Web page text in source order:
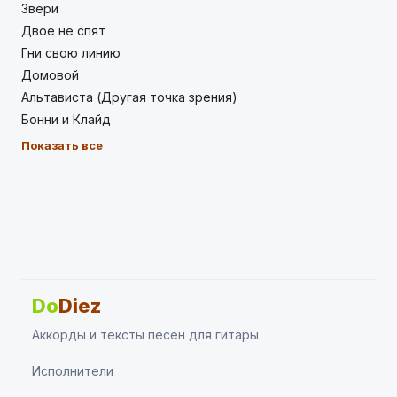
Звери
Двое не спят
Гни свою линию
Домовой
Альтависта (Другая точка зрения)
Бонни и Клайд
Показать все
DoDiez
Аккорды и тексты песен для гитары
Исполнители